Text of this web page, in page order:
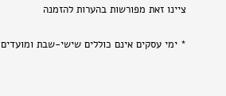
ציינו זאת מפורשות בהערות להזמנה
* ימי עסקים אינם כוללים שישי-שבת ומועדים